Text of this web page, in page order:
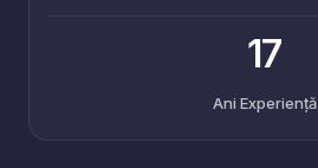
17
Ani Experiență